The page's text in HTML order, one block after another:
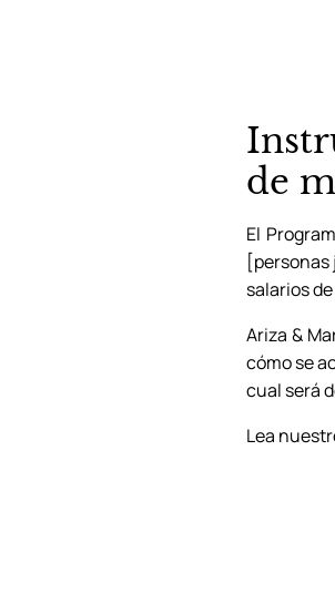
de
El
[personas
salarios
Ariza &
cómo se
cual será
Lea